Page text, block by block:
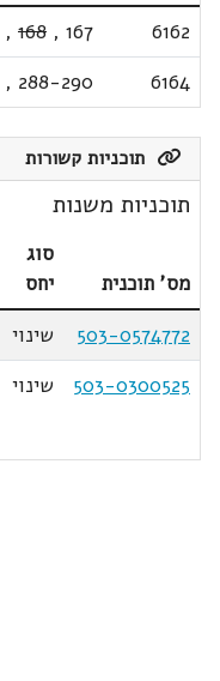
6162
167
,
168
,
6164
288-290
,
תוכניות קשורות
תוכניות משנות
מס' תוכנית
סוג
יחס
503-0574772
שינוי
503-0300525
שינוי